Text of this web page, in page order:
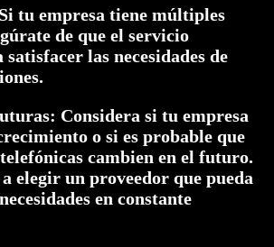
tu empresa tiene múltiples
de que el servicio
las necesidades de
Considera si tu empresa
o si es probable que
cambien en el futuro.
elegir un proveedor que pueda
en constante